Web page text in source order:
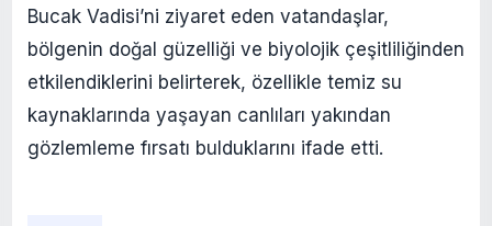
Bucak Vadisi’ni ziyaret eden vatandaşlar,
bölgenin doğal güzelliği ve biyolojik çeşitliliğinden
etkilendiklerini belirterek, özellikle temiz su
kaynaklarında yaşayan canlıları yakından
gözlemleme fırsatı bulduklarını ifade etti.